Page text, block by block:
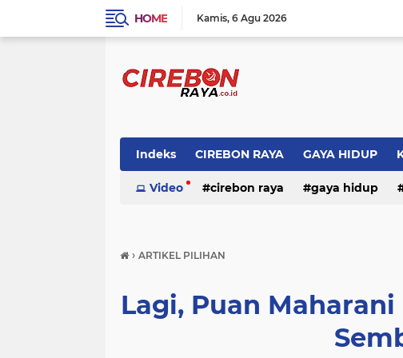
HOME Kamis 6 Agu 2026
Indeks CIREBON RAYA GAYA HIDUP
Video cirebon raya gaya hidup
› ARTIKEL PILIHAN
Lagi, Puan